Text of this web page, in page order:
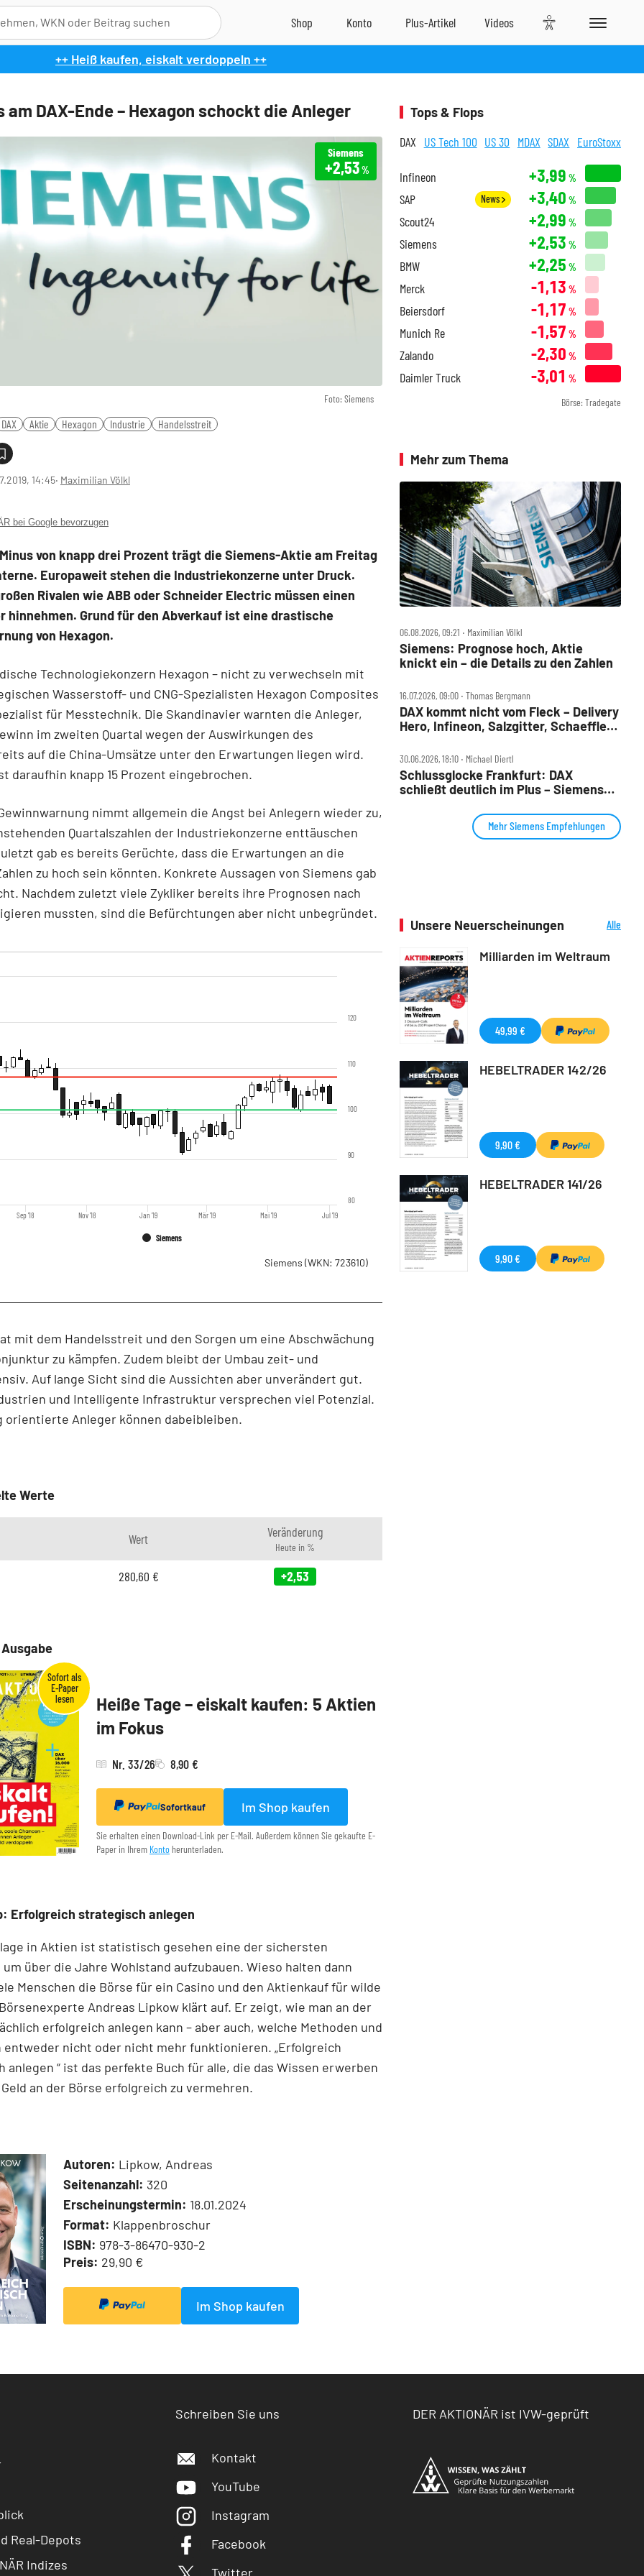
++ Heiß kaufen, eiskalt verdoppeln ++
am DAX-Ende – Hexagon schockt die Anleger
Foto: Siemens
Siemens
+2,53%
DAX Aktie Hexagon Industrie Handelsstreit
14:45‧ Maximilian Völkl
bei Google bevorzugen
von knapp drei Prozent trägt die Siemens-Aktie am Freitag
Europaweit stehen die Industriekonzerne unter Druck.
Rivalen wie ABB oder Schneider Electric müssen einen
hinnehmen. Grund für den Abverkauf ist eine drastische
von Hexagon.
Technologiekonzern Hexagon – nicht zu verwechseln mit
Wasserstoff- und CNG-Spezialisten Hexagon Composites
für Messtechnik. Die Skandinavier warnten die Anleger,
im zweiten Quartal wegen der Auswirkungen des
auf die China-Umsätze unter den Erwartungen liegen wird.
daraufhin knapp 15 Prozent eingebrochen.
nimmt allgemein die Angst bei Anlegern wieder zu,
Quartalszahlen der Industriekonzerne enttäuschen
gab es bereits Gerüchte, dass die Erwartungen an die
zu hoch sein könnten. Konkrete Aussagen von Siemens gab
Nachdem zuletzt viele Zykliker bereits ihre Prognosen nach
mussten, sind die Befürchtungen aber nicht unbegründet.
Siemens
Jan '19 Jul '19
Sep '18 Nov '18 Mär '19 Mai '19
80
90
100
110
120
Siemens (WKN: 723610)
mit dem Handelsstreit und den Sorgen um eine Abschwächung
zu kämpfen. Zudem bleibt der Umbau zeit- und
Auf lange Sicht sind die Aussichten aber unverändert gut.
und Intelligente Infrastruktur versprechen viel Potenzial.
orientierte Anleger können dabeibleiben.
Werte
Wert Veränderung
Heute in %
280,60 € +2,53
Heiße Tage – eiskalt kaufen: 5 Aktien
im Fokus
Nr. 33/26 8,90 €
Sofortkauf Im Shop kaufen
Sie erhalten einen Download-Link per E-Mail. Außerdem können Sie gekaufte E-
Paper in Ihrem Konto herunterladen.
Erfolgreich strategisch anlegen
in Aktien ist statistisch gesehen eine der sichersten
über die Jahre Wohlstand aufzubauen. Wieso halten dann
Menschen die Börse für ein Casino und den Aktienkauf für wilde
Andreas Lipkow klärt auf. Er zeigt, wie man an der
erfolgreich anlegen kann – aber auch, welche Methoden und
nicht oder nicht mehr funktionieren. „Erfolgreich
anlegen “ ist das perfekte Buch für alle, die das Wissen erwerben
an der Börse erfolgreich zu vermehren.
Autoren: Lipkow, Andreas
Seitenanzahl: 320
Erscheinungstermin: 18.01.2024
Format: Klappenbroschur
ISBN: 978-3-86470-930-2
Preis: 29,90 €
Im Shop kaufen
Tops & Flops
DAX US Tech 100 US 30 MDAX SDAX EuroStoxx
Infineon +3,99 %
SAP News +3,40 %
Scout24 +2,99 %
Siemens +2,53 %
BMW +2,25 %
Merck -1,13 %
Beiersdorf -1,17 %
Munich Re -1,57 %
Zalando -2,30 %
Daimler Truck -3,01 %
Börse: Tradegate
Mehr zum Thema
06.08.2026, 09:21 ‧ Maximilian Völkl
Siemens: Prognose hoch, Aktie
knickt ein – die Details zu den Zahlen
16.07.2026, 09:00 ‧ Thomas Bergmann
DAX kommt nicht vom Fleck – Delivery
Hero, Infineon, Salzgitter, Schaeffler,
30.06.2026, 18:10 ‧ Michael Diertl
Schlussglocke Frankfurt: DAX
schließt deutlich im Plus – Siemens
Mehr Siemens Empfehlungen
Unsere Neuerscheinungen
Alle
Milliarden im Weltraum
49,99 €
HEBELTRADER 142/26
9,90 €
HEBELTRADER 141/26
9,90 €
Real-Depots
Indizes
Schreiben Sie uns
Kontakt
YouTube
Instagram
Facebook
Twitter
DER AKTIONÄR ist IVW-geprüft